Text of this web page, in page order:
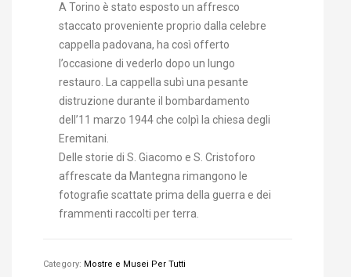
A Torino è stato esposto un affresco
staccato proveniente proprio dalla celebre
cappella padovana, ha così offerto
l’occasione di vederlo dopo un lungo
restauro. La cappella subì una pesante
distruzione durante il bombardamento
dell’11 marzo 1944 che colpì la chiesa degli
Eremitani.
Delle storie di S. Giacomo e S. Cristoforo
affrescate da Mantegna rimangono le
fotografie scattate prima della guerra e dei
frammenti raccolti per terra.
Category: Mostre e Musei Per Tutti